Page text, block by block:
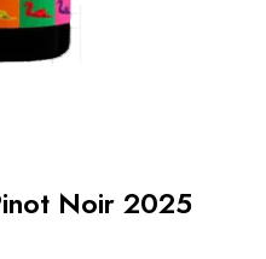
Noir 2025